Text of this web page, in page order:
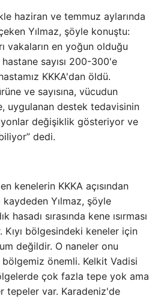
haziran ve temmuz aylarında
Yılmaz, şöyle konuştu:
vakaların en yoğun olduğu
sayısı 200-300'e
KKKA'dan öldü.
ve sayısına, vücudun
uygulanan destek tedavisinin
değişiklik gösteriyor ve
dedi.
kenelerin KKKA açısından
kaydeden Yılmaz, şöyle
hasadı sırasında kene ısırması
bölgesindeki keneler için
değildir. O naneler onu
bölgemiz önemli. Kelkit Vadisi
çok fazla tepe yok ama
tepeler var. Karadeniz'de